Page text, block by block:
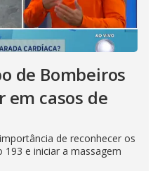
de Bombeiros
em casos de
de reconhecer os
e iniciar a massagem